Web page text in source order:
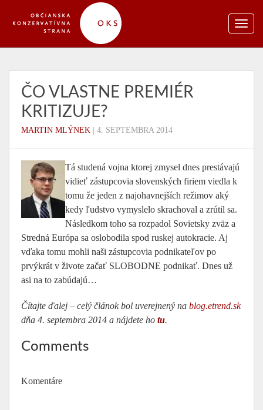
ČO VLASTNE PREMIÉR
KRITIZUJE?
MARTIN MLÝNEK 4. SEPTEMBRA 2014
Tá studená vojna ktorej zmysel dnes prestávajú
vidieť zástupcovia slovenských firiem viedla k
tomu že jeden z najohavnejších režimov aký
kedy ľudstvo vymyslelo skrachoval a zrútil sa.
Následkom toho sa rozpadol Sovietsky zväz a
Stredná Európa sa oslobodila spod ruskej autokracie. Aj
vďaka tomu mohli naši zástupcovia podnikateľov po
prvýkrát v živote začať SLOBODNE podnikať. Dnes už
asi na to zabúdajú…
Čítajte ďalej – celý článok bol uverejnený na blog.etrend.sk
dňa 4. septembra 2014 a nájdete ho tu.
Comments
Komentáre